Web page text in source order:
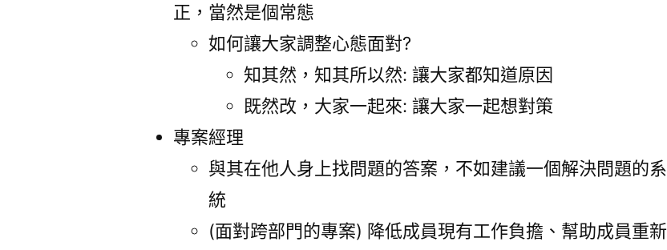
正，當然是個常態
如何讓大家調整心態面對?
知其然，知其所以然: 讓大家都知道原因
既然改，大家一起來: 讓大家一起想對策
專案經理
與其在他人身上找問題的答案，不如建議一個解決問題的系
統
(面對跨部門的專案) 降低成員現有工作負擔、幫助成員重新